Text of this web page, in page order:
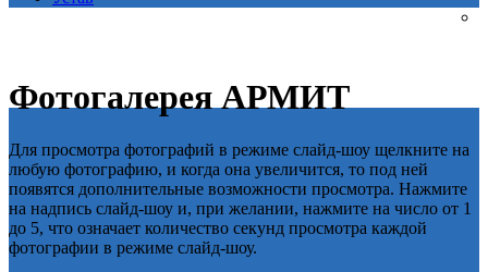
Фотогалерея АРМИТ
Для просмотра фотографий в режиме слайд-шоу щелкните на
любую фотографию, и когда она увеличится, то под ней
появятся дополнительные возможности просмотра. Нажмите
на надпись слайд-шоу и, при желании, нажмите на число от 1
до 5, что означает количество секунд просмотра каждой
фотографии в режиме слайд-шоу.